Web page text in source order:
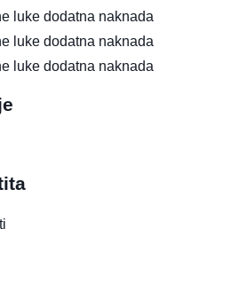
luke dodatna naknada
luke dodatna naknada
luke dodatna naknada